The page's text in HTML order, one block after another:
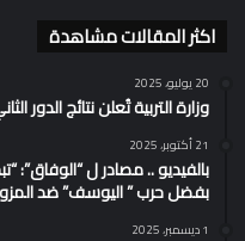
اكثر المقالات مشاهدة
20 يوليو، 2025
وزارة التربية تُعلن نتائج
21 أكتوبر، 2025
بالفيديو .. مصادر ل “الوفاق”:
بفضل حرب ” اليوسف” ضد
1 ديسمبر، 2025